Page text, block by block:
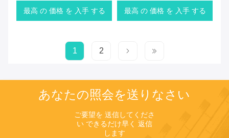
最高 の 価格 を 入手 する 最高 の 価格 を 入手 する
1 2
あなたの照会を送りなさい
ご要望を 送信してくださ
い できるだけ早く 返信
します